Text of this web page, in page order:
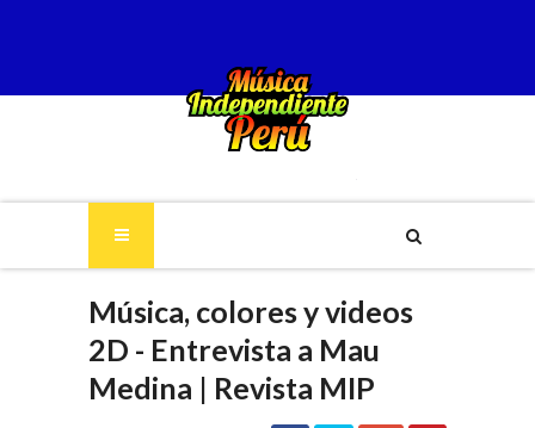
Música, colores y videos
2D - Entrevista a Mau
Medina | Revista MIP